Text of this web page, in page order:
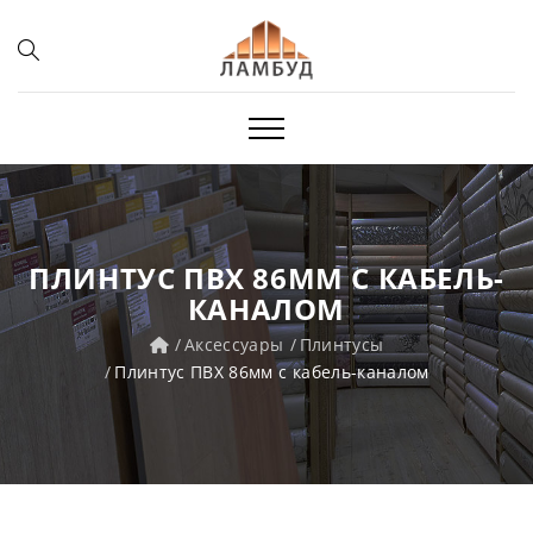
ПЛИНТУС ПВХ 86ММ С КАБЕЛЬ-
КАНАЛОМ
Аксессуары
Плинтусы
Плинтус ПВХ 86мм с кабель-каналом